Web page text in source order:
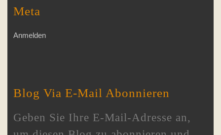
Meta
Anmelden
Blog Via E-Mail Abonnieren
Geben Sie Ihre E-Mail-Adresse an,